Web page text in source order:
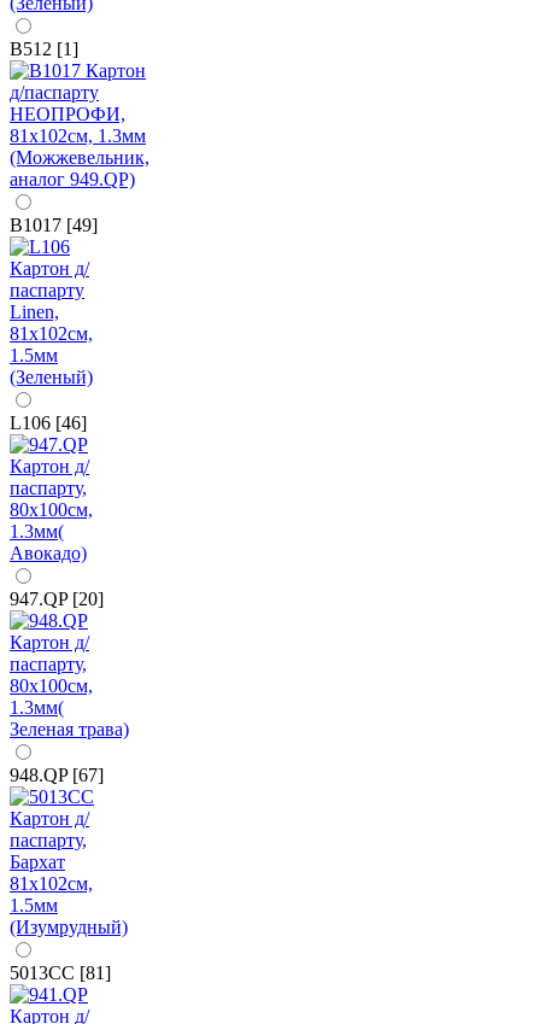
B512 [1]
B1017 [49]
L106 [46]
947.QP [20]
948.QP [67]
5013CC [81]